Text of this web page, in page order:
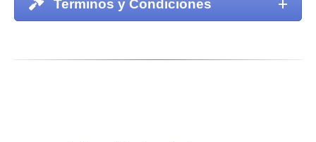
Terminos y Condiciones